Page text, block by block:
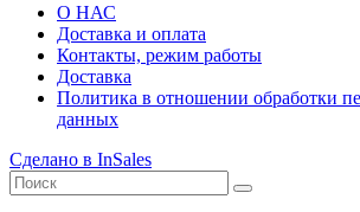
О НАС
Доставка и оплата
Контакты, режим работы
Доставка
Политика в отношении обработки
данных
Сделано в InSales